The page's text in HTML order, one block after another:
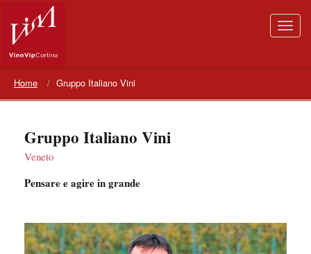
Home Gruppo Italiano Vini
Gruppo Italiano Vini
Veneto
Pensare e agire in grande